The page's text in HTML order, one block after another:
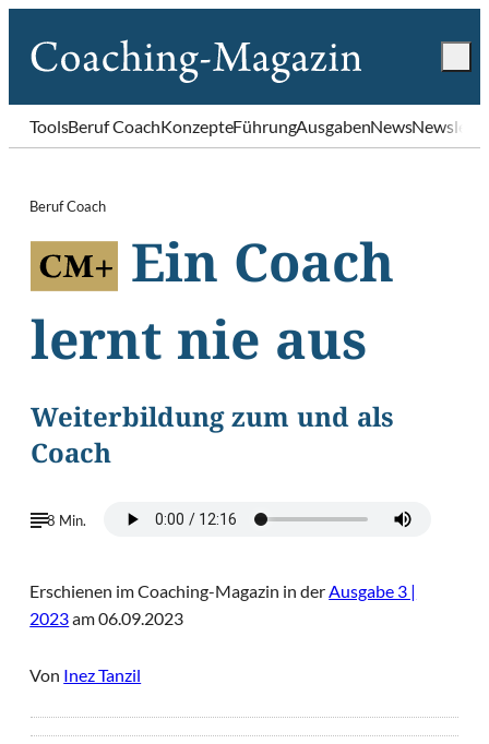
ToolsBeruf CoachKonzepteFührungAusgabenNews
Beruf Coach
Ein Coach
lernt nie aus
Weiterbildung zum und als
Coach
8 Min.
Erschienen im Coaching-Magazin in der Ausgabe 3 |
2023am 06.09.2023
Von Inez Tanzil